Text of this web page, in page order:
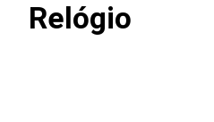
Relógio